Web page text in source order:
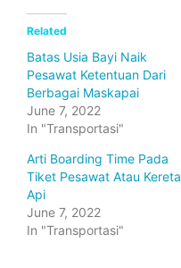
Related
Batas Usia Bayi Naik
Pesawat Ketentuan Dari
Berbagai Maskapai
June 7, 2022
In "Transportasi"
Arti Boarding Time Pada
Tiket Pesawat Atau Kereta
Api
June 7, 2022
In "Transportasi"